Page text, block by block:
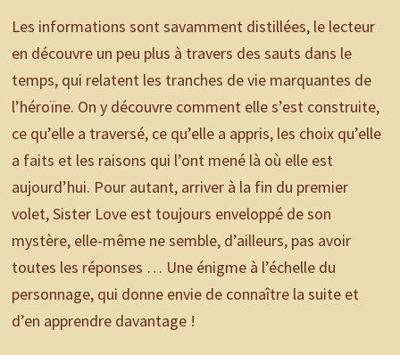
Les informations sont savamment distillées, le lecteur
en découvre un peu plus à travers des sauts dans le
temps, qui relatent les tranches de vie marquantes de
l’héroïne. On y découvre comment elle s’est construite,
ce qu’elle a traversé, ce qu’elle a appris, les choix qu’elle
a faits et les raisons qui l’ont mené là où elle est
aujourd’hui. Pour autant, arriver à la fin du premier
volet, Sister Love est toujours enveloppé de son
mystère, elle-même ne semble, d’ailleurs, pas avoir
toutes les réponses … Une énigme à l’échelle du
personnage, qui donne envie de connaître la suite et
d’en apprendre davantage !